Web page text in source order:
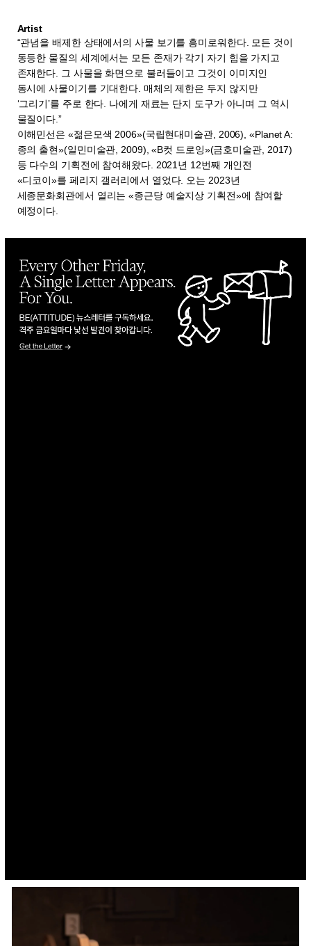
Artist
“관념을 배제한 상태에서의 사물 보기를 흥미로워한다. 모든 것이
동등한 물질의 세계에서는 모든 존재가 각기 자기 힘을 가지고
존재한다. 그 사물을 화면으로 불러들이고 그것이 이미지인
동시에 사물이기를 기대한다. 매체의 제한은 두지 않지만
‘그리기’를 주로 한다. 나에게 재료는 단지 도구가 아니며 그 역시
물질이다.”
이해민선은 «젊은모색 2006»(국립현대미술관, 2006), «Planet A:
종의 출현»(일민미술관, 2009), «B컷 드로잉»(금호미술관, 2017)
등 다수의 기획전에 참여해왔다. 2021년 12번째 개인전
«디코이»를 페리지 갤러리에서 열었다. 오는 2023년
세종문화회관에서 열리는 «종근당 예술지상 기획전»에 참여할
예정이다.